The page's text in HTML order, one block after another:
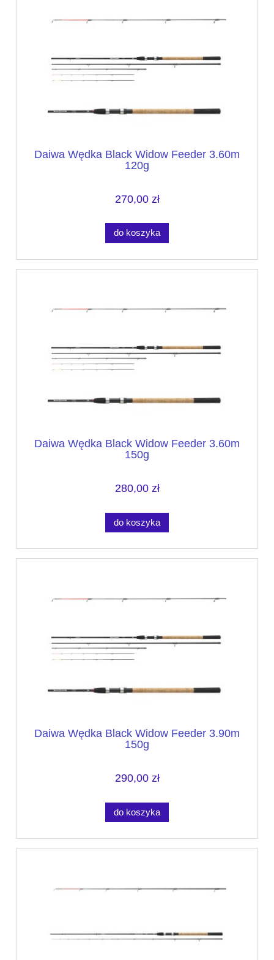
Daiwa Wędka Black Widow Feeder 3.60m
120g
270,00 zł
do koszyka
Daiwa Wędka Black Widow Feeder 3.60m
150g
280,00 zł
do koszyka
Daiwa Wędka Black Widow Feeder 3.90m
150g
290,00 zł
do koszyka